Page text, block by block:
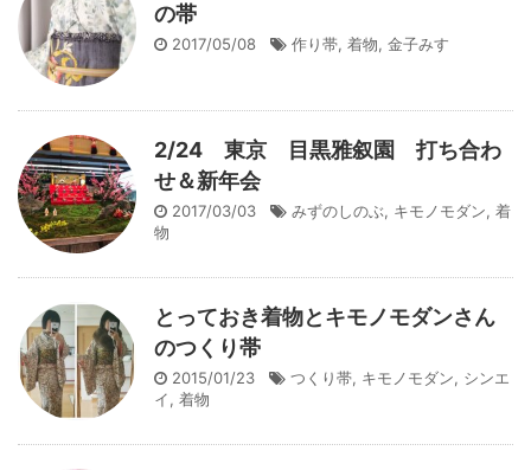
の帯
2017/05/08 作り帯, 着物, 金子みすゞ
2/24 東京 目黒雅叙園 打ち合わ
せ＆新年会
2017/03/03 みずのしのぶ, キモノモダン, 着
物
とっておき着物とキモノモダンさん
のつくり帯
2015/01/23 つくり帯, キモノモダン, シンエ
イ, 着物